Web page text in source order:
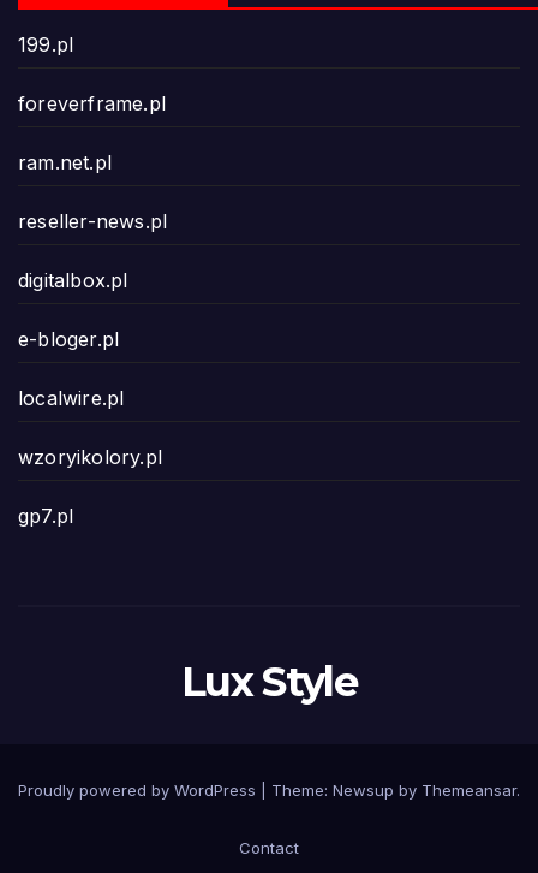
199.pl
foreverframe.pl
ram.net.pl
reseller-news.pl
digitalbox.pl
e-bloger.pl
localwire.pl
wzoryikolory.pl
gp7.pl
Lux Style
Proudly powered by WordPress Theme: Newsup by Themeansar.
Contact